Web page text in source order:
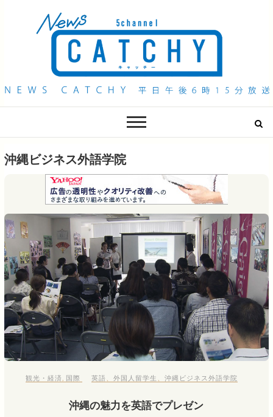
QAB NEWS Headline
沖縄ビジネス外語学院
観光・経済 国際 英語 、外国人留学生 、沖縄ビジネス外語学院
沖縄の魅力を英語でプレゼン